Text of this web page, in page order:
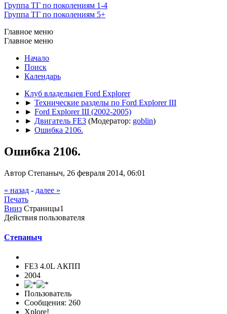
Группа ТГ по поколениям 1-4
Группа ТГ по поколениям 5+
Главное меню
Главное меню
Начало
Поиск
Календарь
Клуб владельцев Ford Explorer
► Технические разделы по Ford Explorer III
► Ford Explorer III (2002-2005)
► Двигатель FE3 (Модератор: goblin)
► Ошибка 2106.
Ошибка 2106.
Автор Степаныч, 26 февраля 2014, 06:01
« назад - далее »
Печать
Вниз Страницы1
Действия пользователя
Степаныч
FE3 4.0L АКПП
2004
Пользователь
Сообщения: 260
Xplore!